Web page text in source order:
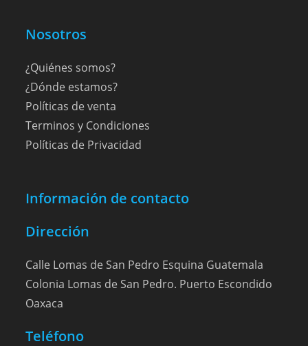
Nosotros
¿Quiénes somos?
¿Dónde estamos?
Políticas de venta
Terminos y Condiciones
Políticas de Privacidad
Información de contacto
Dirección
Calle Lomas de San Pedro Esquina Guatemala
Colonia Lomas de San Pedro. Puerto Escondido
Oaxaca
Teléfono